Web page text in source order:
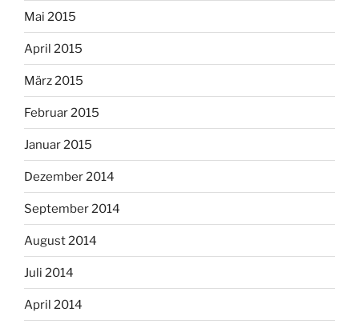
Mai 2015
April 2015
März 2015
Februar 2015
Januar 2015
Dezember 2014
September 2014
August 2014
Juli 2014
April 2014